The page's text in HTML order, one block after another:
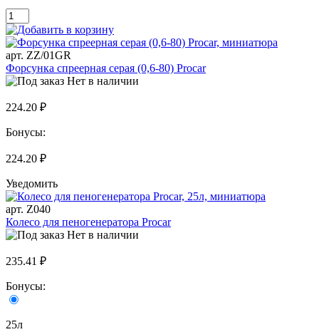
арт. ZZ/01GR
Форсунка спреерная серая (0,6-80) Procar
Нет в наличии
224.20 ₽
Бонусы:
224.20 ₽
Уведомить
арт. Z040
Колесо для пеногенератора Procar
Нет в наличии
235.41 ₽
Бонусы:
25л